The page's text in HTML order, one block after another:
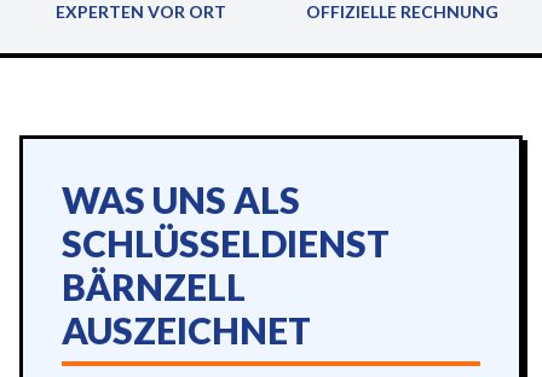
EXPERTEN VOR ORT OFFIZIELLE RECHNUNG
WAS UNS ALS
SCHLÜSSELDIENST
BÄRNZELL
AUSZEICHNET